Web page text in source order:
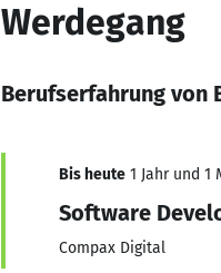
Werdegang
Berufserfahrung von
Bis heute 1 Jahr und 1
Software
Compax Digital